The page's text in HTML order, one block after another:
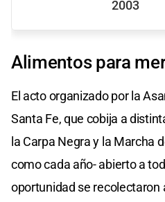
2003
Alimentos para
El acto organizado por la
Santa Fe, que cobija a
la Carpa Negra y la Marcha
como cada año- abierto a
oportunidad se recolectaron